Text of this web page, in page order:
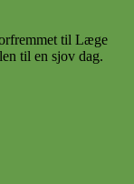
til Læge
til en sjov dag.